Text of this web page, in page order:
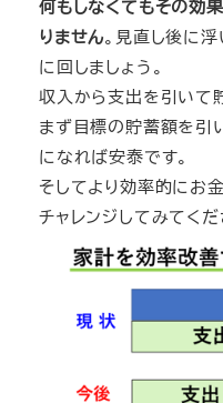
何もしなくてもその効
りません。見直し後に
に回しましょう。
収入から支出を引いて
まず目標の貯蓄額を引
になれば安泰です。
そしてより効率的にお
チャレンジしてみてくだ